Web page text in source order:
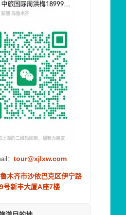
： tour@xjlxw.com
木齐市沙依巴克区伊宁路
号新丰大厦A座7楼